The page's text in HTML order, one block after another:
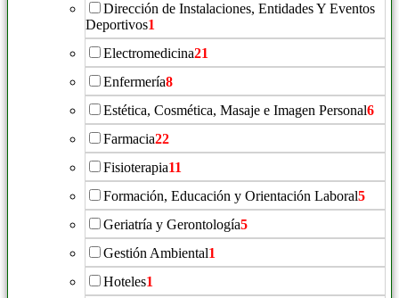
Dirección de Instalaciones, Entidades Y Eventos
Deportivos1
Electromedicina21
Enfermería8
Estética, Cosmética, Masaje e Imagen Personal6
Farmacia22
Fisioterapia11
Formación, Educación y Orientación Laboral5
Geriatría y Gerontología5
Gestión Ambiental1
Hoteles1